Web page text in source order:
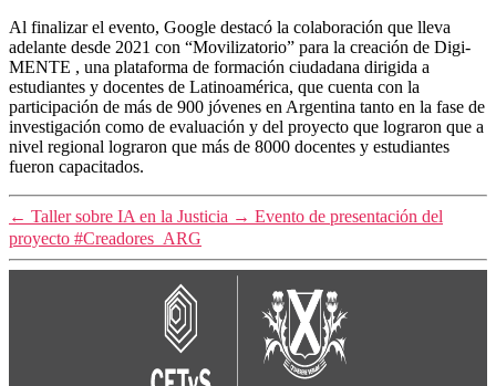
Al finalizar el evento, Google destacó la colaboración que lleva
adelante desde 2021 con “Movilizatorio” para la creación de Digi-
MENTE , una plataforma de formación ciudadana dirigida a
estudiantes y docentes de Latinoamérica, que cuenta con la
participación de más de 900 jóvenes en Argentina tanto en la fase de
investigación como de evaluación y del proyecto que lograron que a
nivel regional lograron que más de 8000 docentes y estudiantes
fueron capacitados.
← Taller sobre IA en la Justicia → Evento de presentación del
proyecto #Creadores_ARG